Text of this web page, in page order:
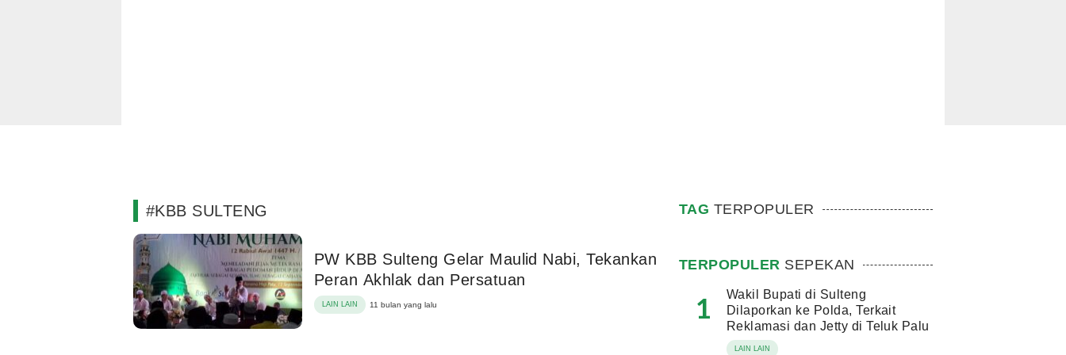
#KBB SULTENG
PW KBB Sulteng Gelar Maulid Nabi, Tekankan
Peran Akhlak dan Persatuan
LAIN LAIN 11 bulan yang lalu
TAG TERPOPULER
TERPOPULER SEPEKAN
1
Wakil Bupati di Sulteng
Dilaporkan ke Polda, Terkait
Reklamasi dan Jetty di Teluk Palu
LAIN LAIN